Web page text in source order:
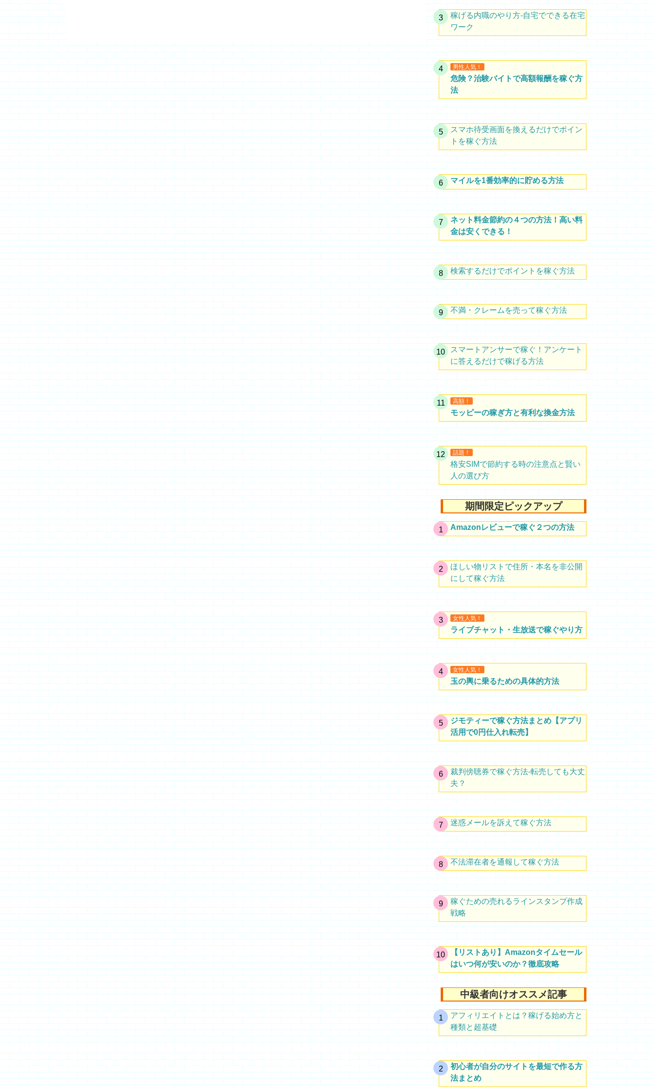
稼げる内職のやり方-自宅でできる在宅
ワーク
男性人気！
危険？治験バイトで高額報酬を稼ぐ方
法
スマホ待受画面を換えるだけでポイン
トを稼ぐ方法
マイルを1番効率的に貯める方法
ネット料金節約の４つの方法！高い料
金は安くできる！
検索するだけでポイントを稼ぐ方法
不満・クレームを売って稼ぐ方法
スマートアンサーで稼ぐ！アンケート
に答えるだけで稼げる方法
高額！
モッピーの稼ぎ方と有利な換金方法
話題！
格安SIMで節約する時の注意点と賢い
人の選び方
期間限定ピックアップ
Amazonレビューで稼ぐ２つの方法
ほしい物リストで住所・本名を非公開
にして稼ぐ方法
女性人気！
ライブチャット・生放送で稼ぐやり方
女性人気！
玉の輿に乗るための具体的方法
ジモティーで稼ぐ方法まとめ【アプリ
活用で0円仕入れ転売】
裁判傍聴券で稼ぐ方法-転売しても大丈
夫？
迷惑メールを訴えて稼ぐ方法
不法滞在者を通報して稼ぐ方法
稼ぐための売れるラインスタンプ作成
戦略
【リストあり】Amazonタイムセール
はいつ何が安いのか？徹底攻略
中級者向けオススメ記事
アフィリエイトとは？稼げる始め方と
種類と超基礎
初心者が自分のサイトを最短で作る方
法まとめ